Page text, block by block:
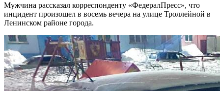
Мужчина рассказал корреспонденту «ФедералПресс», что
инцидент произошел в восемь вечера на улице Троллейной в
Ленинском районе города.